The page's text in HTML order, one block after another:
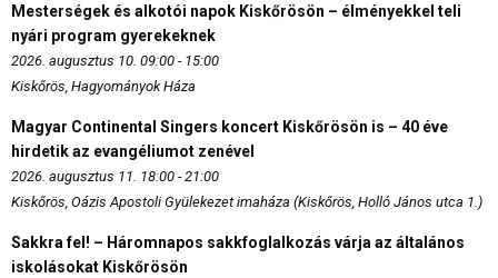
Mesterségek és alkotói napok Kiskőrösön – élményekkel teli
nyári program gyerekeknek
2026. augusztus 10. 09:00 - 15:00
Kiskőrös, Hagyományok Háza
Magyar Continental Singers koncert Kiskőrösön is – 40 éve
hirdetik az evangéliumot zenével
2026. augusztus 11. 18:00 - 21:00
Kiskőrös, Oázis Apostoli Gyülekezet imaháza (Kiskőrös, Holló János utca 1.)
Sakkra fel! – Háromnapos sakkfoglalkozás várja az általános
iskolásokat Kiskőrösön